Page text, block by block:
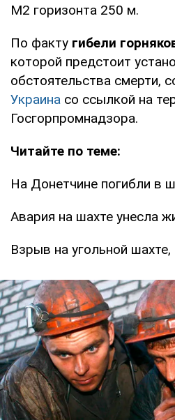
М2 горизонта 250 м.
По факту гибели
которой предстоит
обстоятельства смерти,
Украина со ссылкой на
Госгорпромнадзора.
Читайте по теме:
На Донетчине погибли в
Авария на шахте унесла
Взрыв на угольной